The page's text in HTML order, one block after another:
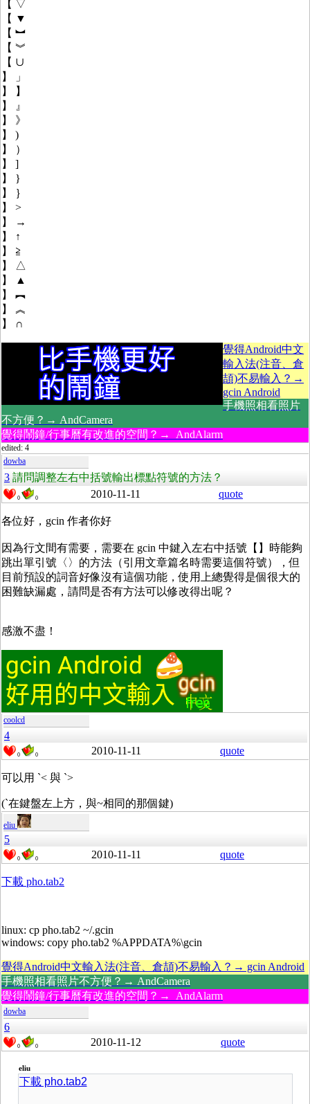
【 ▽
【 ▼
【 ︼
【 ︾
【 ∪
】 」
】 】
】 』
】 》
】 )
】 ）
】 ]
】 }
】 ｝
】 >
】 →
】 ↑
】 ≧
】 △
】 ▲
】 ︻
】 ︽
】 ∩
覺得Android中文
輸入法(注音、倉
頡)不易輸入？→
gcin Android
手機照相看照片
不方便？→ AndCamera
覺得鬧鐘/行事曆有改進的空間？→ AndAlarm
edited: 4
dowba
3 請問調整左右中括號輸出標點符號的方法？
0 0 2010-11-11 quote
各位好，gcin 作者你好
因為行文間有需要，需要在 gcin 中鍵入左右中括號【】時能夠
跳出單引號〈〉的方法（引用文章篇名時需要這個符號），但
目前預設的詞音好像沒有這個功能，使用上總覺得是個很大的
困難缺漏處，請問是否有方法可以修改得出呢？
感激不盡！
coolcd
4
0 0 2010-11-11 quote
可以用 `< 與 `>
(`在鍵盤左上方，與~相同的那個鍵)
eliu
5
0 0 2010-11-11 quote
下載 pho.tab2
linux: cp pho.tab2 ~/.gcin
windows: copy pho.tab2 %APPDATA%\gcin
覺得Android中文輸入法(注音、倉頡)不易輸入？→ gcin Android
手機照相看照片不方便？→ AndCamera
覺得鬧鐘/行事曆有改進的空間？→ AndAlarm
dowba
6
0 0 2010-11-12 quote
eliu
下載 pho.tab2